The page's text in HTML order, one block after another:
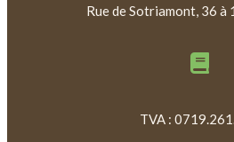
Rue de Sotriamont, 36 à
TVA :